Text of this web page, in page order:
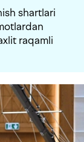
shartlari
raqamli